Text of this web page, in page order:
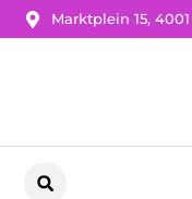
Marktplein 15,